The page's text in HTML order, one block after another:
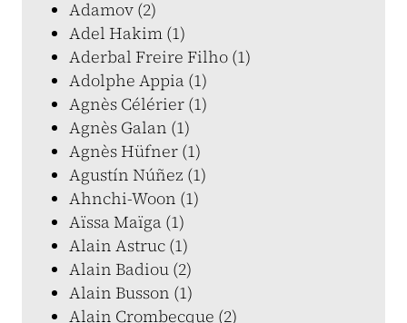
Adamov (2)
Adel Hakim (1)
Aderbal Freire Filho (1)
Adolphe Appia (1)
Agnès Célérier (1)
Agnès Galan (1)
Agnès Hüfner (1)
Agustín Núñez (1)
Ahnchi-Woon (1)
Aïssa Maïga (1)
Alain Astruc (1)
Alain Badiou (2)
Alain Busson (1)
Alain Crombecque (2)